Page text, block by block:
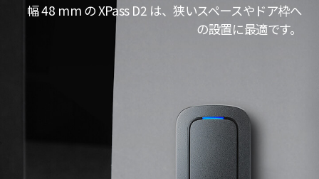
幅 48 mm の XPass D2 は、狭いスペースやドア枠へ
の設置に最適です。